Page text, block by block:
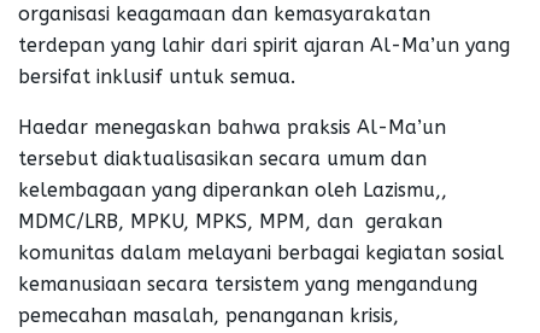
organisasi keagamaan dan kemasyarakatan
terdepan yang lahir dari spirit ajaran Al-Ma’un yang
bersifat inklusif untuk semua.
Haedar menegaskan bahwa praksis Al-Ma’un
tersebut diaktualisasikan secara umum dan
kelembagaan yang diperankan oleh Lazismu,,
MDMC/LRB, MPKU, MPKS, MPM, dan gerakan
komunitas dalam melayani berbagai kegiatan sosial
kemanusiaan secara tersistem yang mengandung
pemecahan masalah, penanganan krisis,